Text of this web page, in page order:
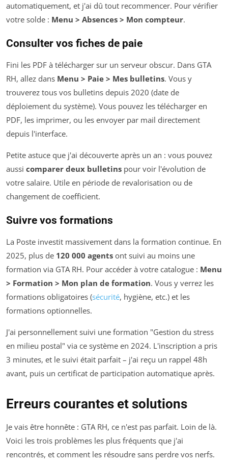
automatiquement, et j'ai dû tout recommencer. Pour vérifier
votre solde : Menu > Absences > Mon compteur.
Consulter vos fiches de paie
Fini les PDF à télécharger sur un serveur obscur. Dans GTA
RH, allez dans Menu > Paie > Mes bulletins. Vous y
trouverez tous vos bulletins depuis 2020 (date de
déploiement du système). Vous pouvez les télécharger en
PDF, les imprimer, ou les envoyer par mail directement
depuis l'interface.
Petite astuce que j'ai découverte après un an : vous pouvez
aussi comparer deux bulletins pour voir l'évolution de
votre salaire. Utile en période de revalorisation ou de
changement de coefficient.
Suivre vos formations
La Poste investit massivement dans la formation continue. En
2025, plus de 120 000 agents ont suivi au moins une
formation via GTA RH. Pour accéder à votre catalogue : Menu
> Formation > Mon plan de formation. Vous y verrez les
formations obligatoires (sécurité, hygiène, etc.) et les
formations optionnelles.
J'ai personnellement suivi une formation "Gestion du stress
en milieu postal" via ce système en 2024. L'inscription a pris
3 minutes, et le suivi était parfait – j'ai reçu un rappel 48h
avant, puis un certificat de participation automatique après.
Erreurs courantes et solutions
Je vais être honnête : GTA RH, ce n'est pas parfait. Loin de là.
Voici les trois problèmes les plus fréquents que j'ai
rencontrés, et comment les résoudre sans perdre vos nerfs.